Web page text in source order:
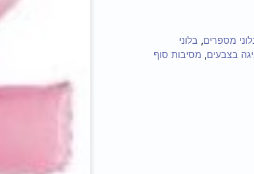
מספרים, בלוני
בצבעים, מסיבות סוף